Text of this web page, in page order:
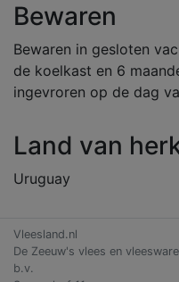
Bewaren
Bewaren in gesloten
de koelkast en 6
ingevroren op de dag
Land van
Uruguay
Vleesland.nl
De Zeeuw's vlees en
b.v.